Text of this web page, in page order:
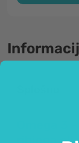
ribjega olja.